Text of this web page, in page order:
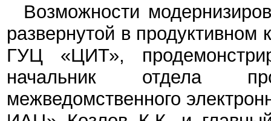
Возможности
развернутой в
ГУЦ «ЦИТ»,
начальник отдела
межведомственного